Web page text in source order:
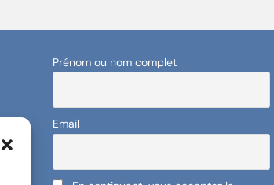
Prénom ou nom complet
Email